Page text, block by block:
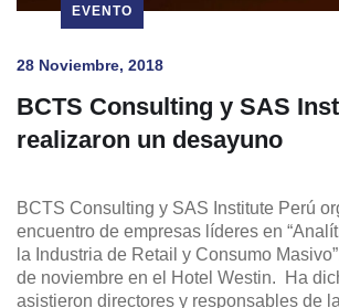
EVENTO
28 Noviembre, 2018
BCTS Consulting y SAS
realizaron un desayuno
BCTS Consulting y SAS Institute Perú
encuentro de empresas líderes en
la Industria de Retail y Consumo
de noviembre en el Hotel Westin. Ha
asistieron directores y responsables de